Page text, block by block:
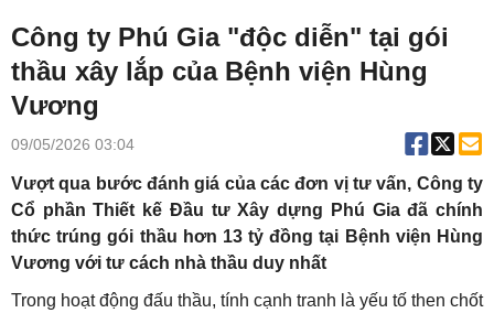
Công ty Phú Gia "độc diễn" tại gói
thầu xây lắp của Bệnh viện Hùng
Vương
09/05/2026 03:04
Vượt qua bước đánh giá của các đơn vị tư vấn, Công ty
Cổ phần Thiết kế Đầu tư Xây dựng Phú Gia đã chính
thức trúng gói thầu hơn 13 tỷ đồng tại Bệnh viện Hùng
Vương với tư cách nhà thầu duy nhất
Trong hoạt động đấu thầu, tính cạnh tranh là yếu tố then chốt